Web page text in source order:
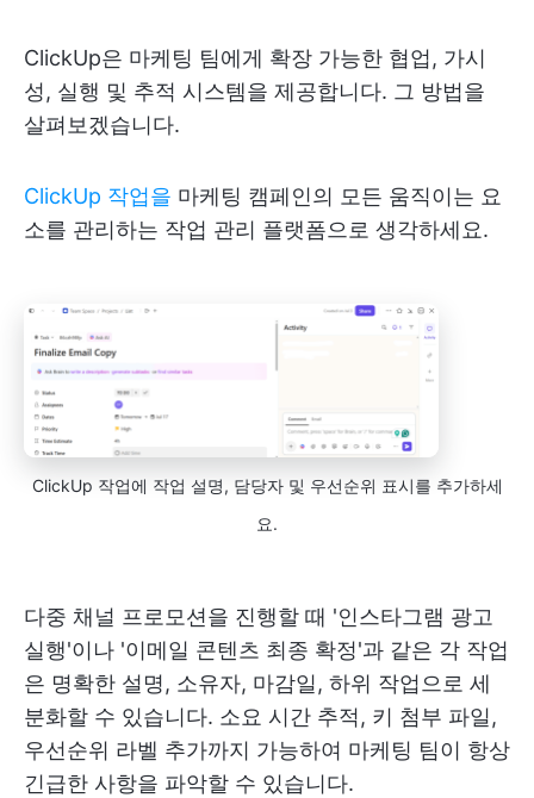
ClickUp은 마케팅 팀에게 확장 가능한 협업, 가시
성, 실행 및 추적 시스템을 제공합니다. 그 방법을
살펴보겠습니다.
ClickUp 작업을 마케팅 캠페인의 모든 움직이는 요
소를 관리하는 작업 관리 플랫폼으로 생각하세요.
ClickUp 작업에 작업 설명, 담당자 및 우선순위 표시를 추가하세
요.
다중 채널 프로모션을 진행할 때 '인스타그램 광고
실행'이나 '이메일 콘텐츠 최종 확정'과 같은 각 작업
은 명확한 설명, 소유자, 마감일, 하위 작업으로 세
분화할 수 있습니다. 소요 시간 추적, 키 첨부 파일,
우선순위 라벨 추가까지 가능하여 마케팅 팀이 항상
긴급한 사항을 파악할 수 있습니다.